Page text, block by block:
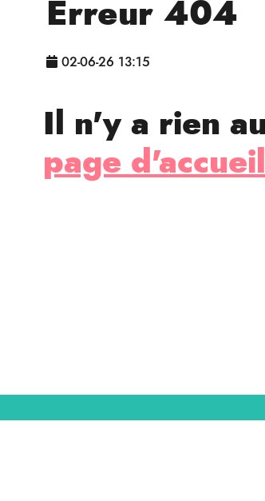
Erreur 404
02-06-26 13:15
Il n'y a rien
page d'accueil